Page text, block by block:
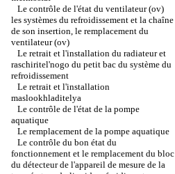
Le contrôle de l'état du ventilateur (ov)
les systèmes du refroidissement et la chaîne
de son insertion, le remplacement du
ventilateur (ov)
Le retrait et l'installation du radiateur et
raschiritel'nogo du petit bac du système du
refroidissement
Le retrait et l'installation
maslookhladitelya
Le contrôle de l'état de la pompe
aquatique
Le remplacement de la pompe aquatique
Le contrôle du bon état du
fonctionnement et le remplacement du bloc
du détecteur de l'appareil de mesure de la